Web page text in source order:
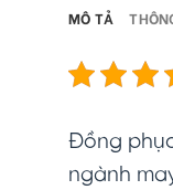
MÔ TẢ
Đồng
ngành